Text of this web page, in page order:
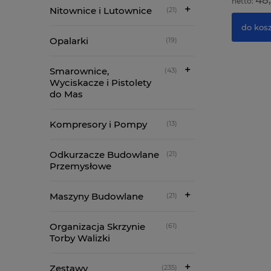
Nitownice i Lutownice (21)
Opalarki (19)
Smarownice,
Wyciskacze i Pistolety
do Mas
(43)
Kompresory i Pompy (13)
Odkurzacze Budowlane
Przemysłowe
(21)
Maszyny Budowlane (21)
Organizacja Skrzynie
Torby Walizki
(61)
Zestawy
(235)
do